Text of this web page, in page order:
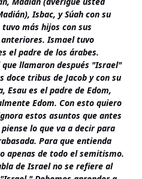
Isbac, y Súah con su
más hijos con sus
Ismael tuvo
el padre de los árabes.
llamaron después "Israel"
doce tribus de Jacob y con su
Esau es el padre de Edom,
Edom. Con esto quiero
estos asuntos que antes
lo que va a decir para
Para que entienda
apenas de todo el semitismo.
de Israel no se refiere al